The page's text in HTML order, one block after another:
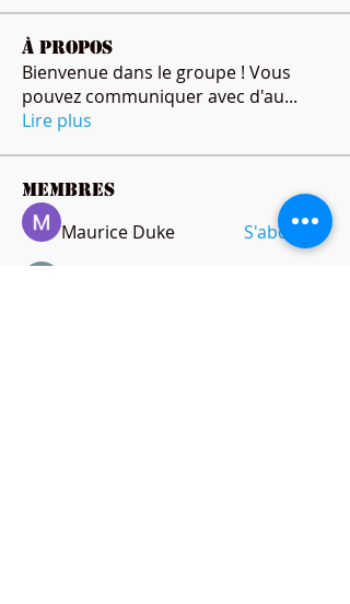
À propos
Bienvenue dans le groupe ! Vous
pouvez communiquer avec d'au...
Lire plus
membres
Maurice Duke S'abonner